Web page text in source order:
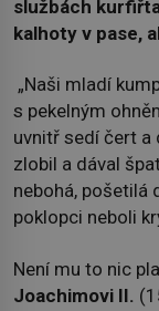
službách
kalhoty v pase,
„Naši mladí
s pekelným
uvnitř sedí čert a
zlobil a dával
nebohá, pošetilá
poklopci neboli
Není mu to nic
Joachimovi II.